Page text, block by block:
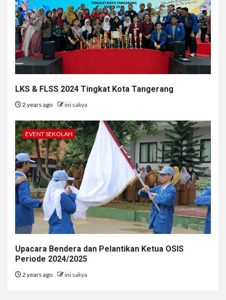
LKS & FLSS 2024 Tingkat Kota Tangerang
2 years ago ini sakya
EVENT SEKOLAH
Upacara Bendera dan Pelantikan Ketua OSIS
Periode 2024/2025
2 years ago ini sakya